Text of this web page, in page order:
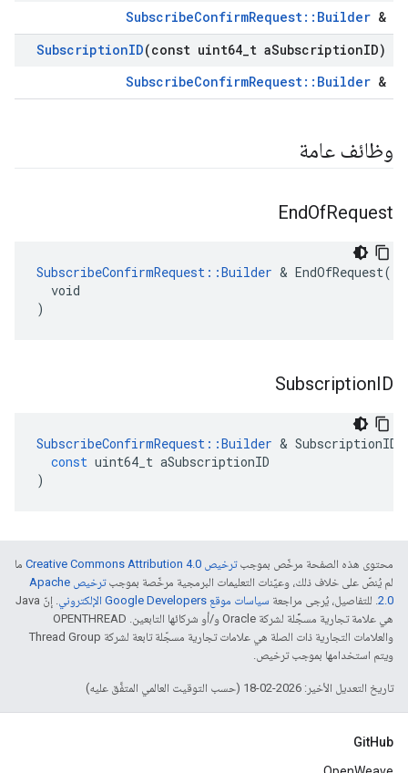
SubscribeConfirmRequest::Builder &
SubscriptionID(const uint64 t aSubscriptionID)
SubscribeConfirmRequest::Builder &
وظائف عامة
EndOfRequest
SubscribeConfirmRequest::Builder & EndOfRequest(
  void
)
SubscriptionID
SubscribeConfirmRequest ::Builder & SubscriptionID
const uint64_t aSubscriptionID
)
محتوى هذه الصفحة مرخّص بموجبترخيص Creative Commons Attribution 4.0‏
ما
لم يُنصّ على خلاف ذلك، وعيّنات التعليمات البرمجية مرخّصة بموجب
ترخيص Apache
2.0‏. للتفاصيل، يُرجى مراجعة سياسات موقع Google Developers الإلكتروني
. إنّ Java
هي علامة تجارية مسجَّلة لشركة Oracle و/أو شركائها التابعين. ‫OPENTHREAD
والعلامات التجارية ذات الصلة هي علامات تجارية مسجّلة تابعة لشركة Thread Group
ويتم استخدامها بموجب ترخيص.
تاريخ التعديل الأخير: 2026-02-18 (حسب التوقيت العالمي المتفَّق عليه)
GitHub